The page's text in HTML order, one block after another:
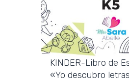
pueden
elegir
en
la
páginaKINDER-Libro de
«Yo descubro